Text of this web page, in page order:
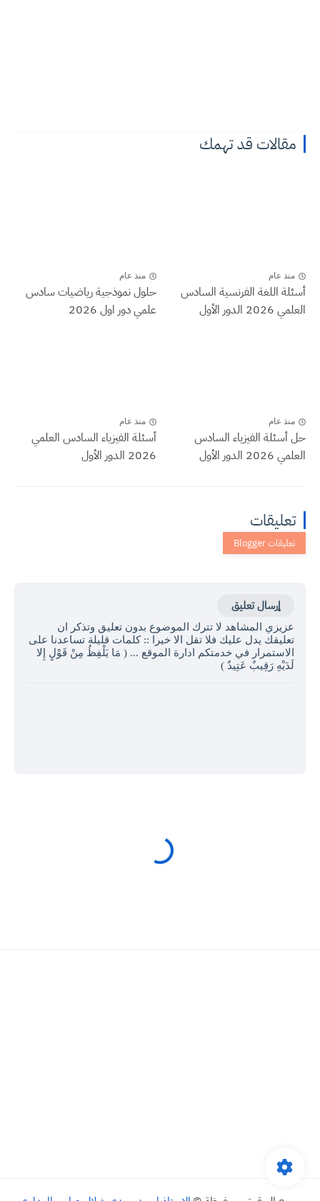
مقالات قد تهمك
منذ عام
أسئلة اللغة الفرنسية السادس
العلمي 2026 الدور الأول
منذ عام
حلول نموذجية رياضيات سادس
علمي دور اول 2026
منذ عام
حل أسئلة الفيزياء السادس
العلمي 2026 الدور الأول
منذ عام
أسئلة الفيزياء السادس العلمي
2026 الدور الأول
تعليقات
إرسال تعليق
عزيزي المشاهد لا تترك الموضوع بدون تعليق وتذكر ان
تعليقك يدل عليك فلا تقل الا خيرا :: كلمات قليلة تساعدنا على
الاستمرار في خدمتكم ادارة الموقع ... ( مَا يَلْفِظُ مِنْ قَوْلٍ إِلا
لَدَيْهِ رَقِيبٌ عَتِيدٌ )